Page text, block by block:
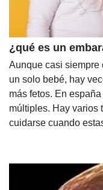
¿qué es un
Aunque casi siempre
un solo bebé, hay
más fetos. En
múltiples. Hay varios
cuidarse cuando